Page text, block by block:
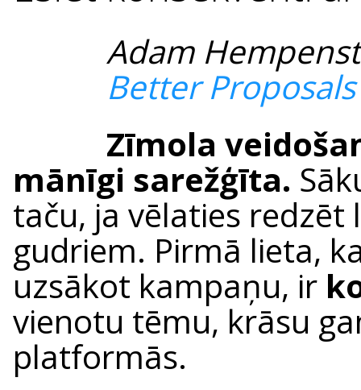
Adam
Better Proposals
Zīmola
mānīgi sarežģīta.
taču, ja vēlaties
gudriem. Pirmā lieta,
uzsākot kampaņu, ir
vienotu tēmu, krāsu
platformās.